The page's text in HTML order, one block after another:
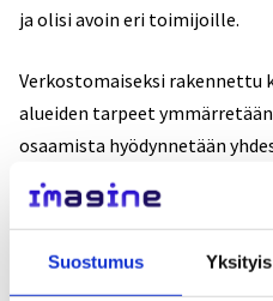
Suostumus
ja olisi avoin eri toimijoille.
Verkostomaiseksi rakennettu
alueiden tarpeet
osaamista hyödynnetään
tukisi menetelmän
vaikuttavuutta eri
Hyvä suunnitelma on